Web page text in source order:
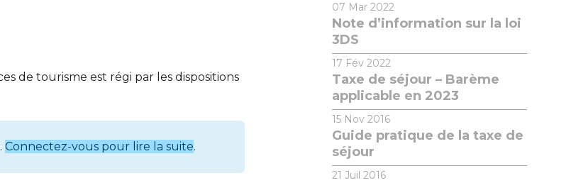
de tourisme est régi par les dispositions
Connectez-vous pour lire la suite.
07 Mar 2022
Note d’information sur la loi
3DS
17 Fév 2022
Taxe de séjour – Barème
applicable en 2023
15 Nov 2016
Guide pratique de la taxe de
séjour
21 Juil 2016